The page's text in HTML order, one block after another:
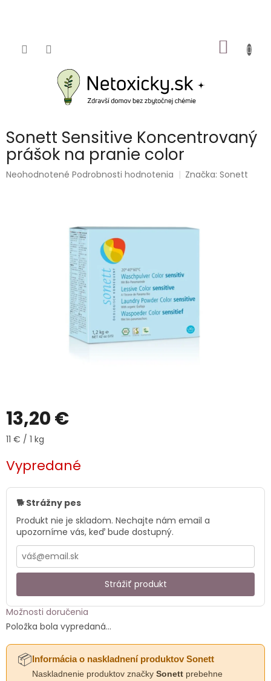
KOŠÍK
Sonett Sensitive Koncentrovaný
prášok na pranie color
Priemerné
Neohodnotené Podrobnosti hodnotenia Značka:Sonett
13,20 €
Jednotková
11 € / 1 kg
Vypredané
🐕 Strážny pes
Produkt nie je skladom. Nechajte nám email a
upozorníme vás, keď bude dostupný.
Strážiť produkt
Možnosti doručenia
Položka bola vypredaná…
📦Informácia o naskladnení produktov Sonett
Naskladnenie produktov značky Sonett prebehne